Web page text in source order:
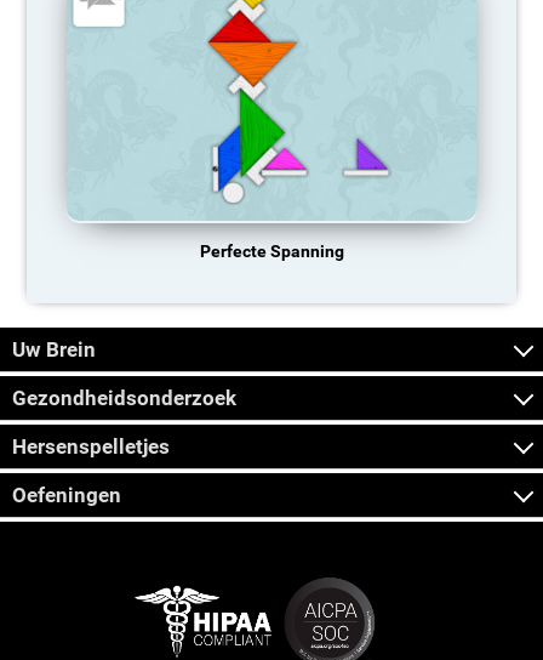
Perfecte Spanning
Uw Brein
Gezondheidsonderzoek
Hersenspelletjes
Oefeningen